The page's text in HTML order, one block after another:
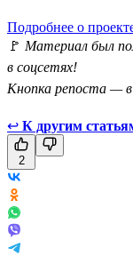
Подробнее о
🚩 Материал был
в соцсетях!
Кнопка репоста —
↩ К другим
2